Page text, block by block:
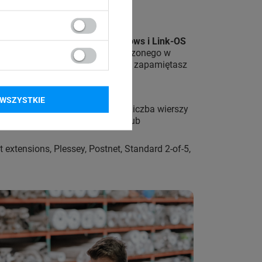
z systemem Windows i Link-OS
kabla USB
dołączonego w
dzięki czemu w urządzeniu zapamiętasz
. Liczba wierszy
w zarządzaniu produktami lub
extensions, Plessey, Postnet, Standard 2-of-5,